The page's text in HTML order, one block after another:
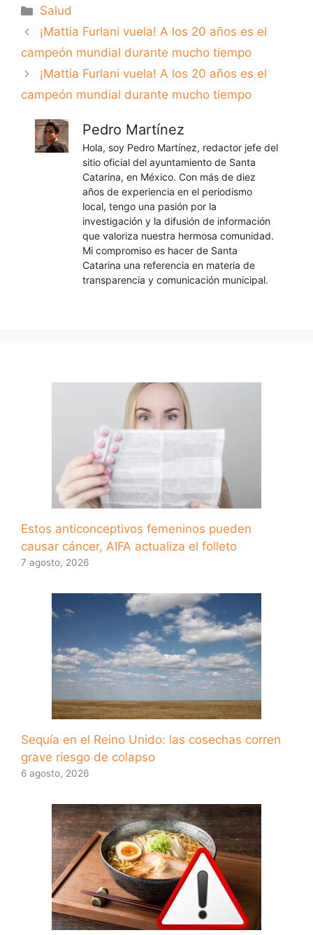
Categorías
Salud
¡Mattia Furlani vuela! A los 20 años es el
campeón mundial durante mucho tiempo
¡Mattia Furlani vuela! A los 20 años es el
campeón mundial durante mucho tiempo
Pedro Martínez
Hola, soy Pedro Martínez, redactor jefe del
sitio oficial del ayuntamiento de Santa
Catarina, en México. Con más de diez
años de experiencia en el periodismo
local, tengo una pasión por la
investigación y la difusión de información
que valoriza nuestra hermosa comunidad.
Mi compromiso es hacer de Santa
Catarina una referencia en materia de
transparencia y comunicación municipal.
Estos anticonceptivos femeninos pueden
causar cáncer, AIFA actualiza el folleto
7 agosto, 2026
Sequía en el Reino Unido: las cosechas corren
grave riesgo de colapso
6 agosto, 2026